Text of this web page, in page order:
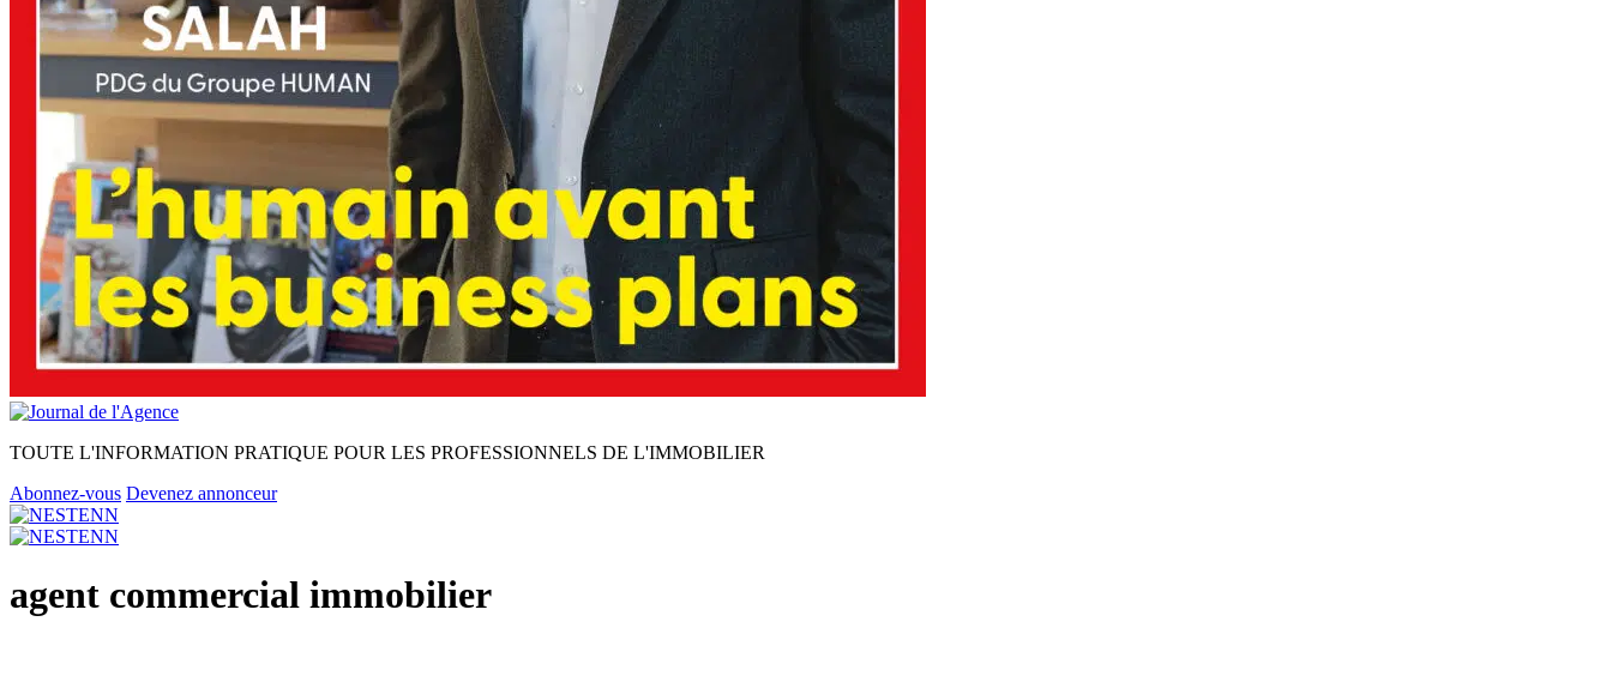
TOUTE L'INFORMATION PRATIQUE POUR LES PROFESSIONNELS DE L'IMMOBILIER
Abonnez-vous Devenez annonceur
agent commercial immobilier